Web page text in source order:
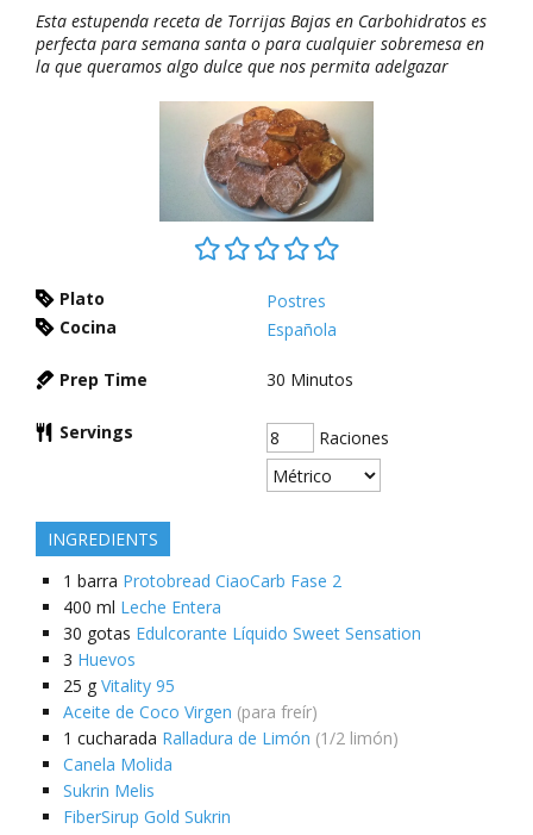
Esta estupenda receta de Torrijas Bajas en Carbohidratos es
perfecta para semana santa o para cualquier sobremesa en
la que queramos algo dulce que nos permita adelgazar
Plato
Postres
Cocina
Española
Prep Time 30 Minutos
Servings Raciones
INGREDIENTS
1 barra Protobread CiaoCarb Fase 2
400 ml Leche Entera
30 gotas Edulcorante Líquido Sweet Sensation
3 Huevos
25 g Vitality 95
Aceite de Coco Virgen (para freír)
1 cucharada Ralladura de Limón (1/2 limón)
Canela Molida
Sukrin Melis
FiberSirup Gold Sukrin